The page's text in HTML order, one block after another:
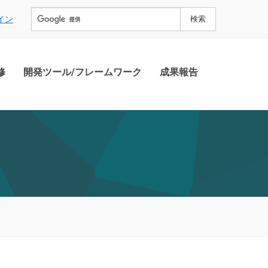
ン
開発ツール/フレームワーク 成果報告